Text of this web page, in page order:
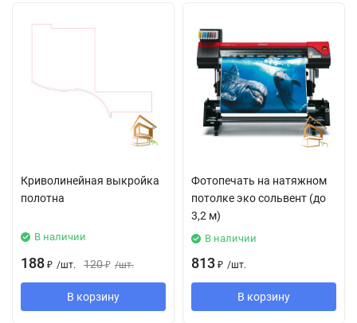
Криволинейная выкройка
полотна
В наличии
188 ₽ /шт. 120 ₽ /шт.
В корзину
Фотопечать на натяжном
потолке эко сольвент (до
3,2 м)
В наличии
813 ₽ /шт.
В корзину